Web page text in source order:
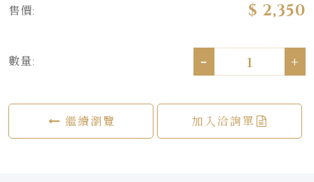
售價: $ 2,350
數量: - +
繼續瀏覽 加入洽詢單